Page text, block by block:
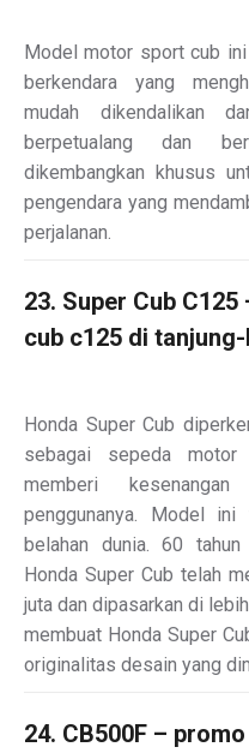
Model motor sport cub
berkendara yang
mudah dikendalikan
berpetualang dan
dikembangkan khusus
pengendara yang
perjalanan.
23. Super Cub
cub c125 di
Honda Super Cub
sebagai sepeda
memberi
penggunanya. Model
belahan dunia. 60
Honda Super Cub telah
juta dan dipasarkan di
membuat Honda Super
originalitas desain yang
24. CB500F –